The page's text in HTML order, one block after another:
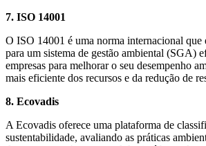
7. ISO 14001
O ISO 14001 é uma norma internacional que
para um sistema de gestão ambiental (SGA)
empresas para melhorar o seu desempenho
mais eficiente dos recursos e da redução de
8. Ecovadis
A Ecovadis oferece uma plataforma de
sustentabilidade, avaliando as práticas